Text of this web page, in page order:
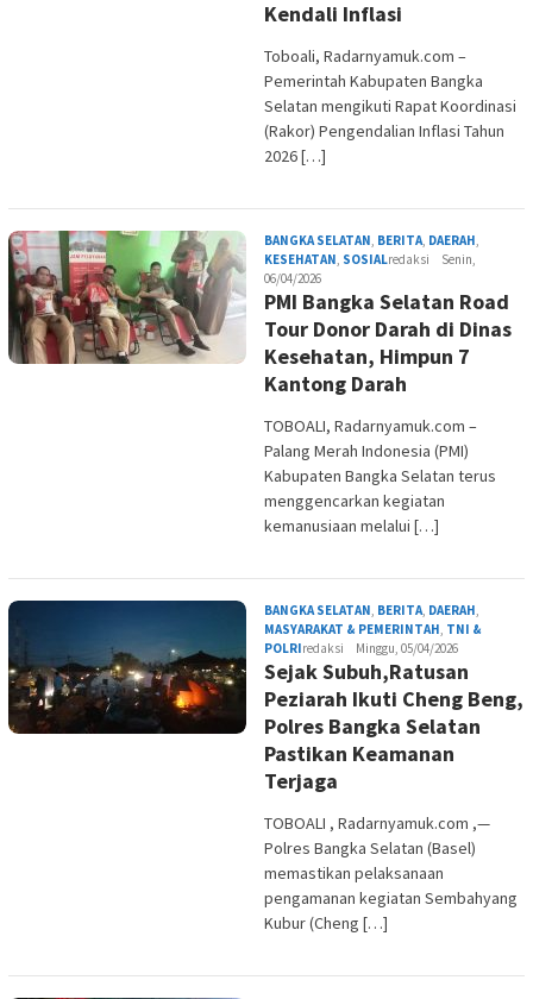
Kendali Inflasi
Toboali, Radarnyamuk.com –
Pemerintah Kabupaten Bangka
Selatan mengikuti Rapat Koordinasi
(Rakor) Pengendalian Inflasi Tahun
2026 […]
BANGKA SELATAN, BERITA, DAERAH,
KESEHATAN, SOSIALredaksi
Senin,
06/04/2026
PMI Bangka Selatan Road
Tour Donor Darah di Dinas
Kesehatan, Himpun 7
Kantong Darah
TOBOALI, Radarnyamuk.com –
Palang Merah Indonesia (PMI)
Kabupaten Bangka Selatan terus
menggencarkan kegiatan
kemanusiaan melalui […]
BANGKA SELATAN, BERITA, DAERAH,
MASYARAKAT & PEMERINTAH, TNI &
POLRIredaksi Minggu, 05/04/2026
Sejak Subuh,Ratusan
Peziarah Ikuti Cheng Beng,
Polres Bangka Selatan
Pastikan Keamanan
Terjaga
TOBOALI , Radarnyamuk.com ,—
Polres Bangka Selatan (Basel)
memastikan pelaksanaan
pengamanan kegiatan Sembahyang
Kubur (Cheng […]